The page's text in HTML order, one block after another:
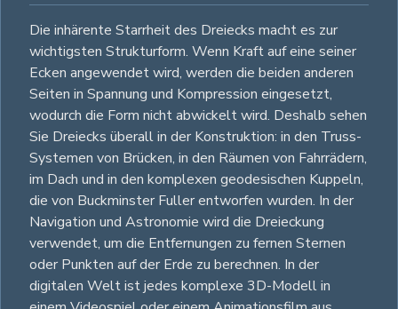
Die inhärente Starrheit des Dreiecks macht es zur
wichtigsten Strukturform. Wenn Kraft auf eine seiner
Ecken angewendet wird, werden die beiden anderen
Seiten in Spannung und Kompression eingesetzt,
wodurch die Form nicht abwickelt wird. Deshalb sehen
Sie Dreiecks überall in der Konstruktion: in den Truss-
Systemen von Brücken, in den Räumen von Fahrrädern,
im Dach und in den komplexen geodesischen Kuppeln,
die von Buckminster Fuller entworfen wurden. In der
Navigation und Astronomie wird die Dreieckung
verwendet, um die Entfernungen zu fernen Sternen
oder Punkten auf der Erde zu berechnen. In der
digitalen Welt ist jedes komplexe 3D-Modell in